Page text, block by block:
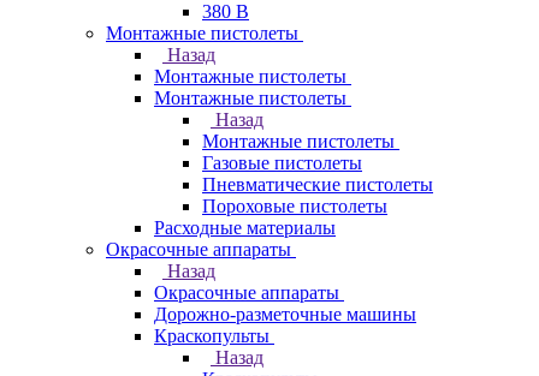
380 В
Монтажные пистолеты
Назад
Монтажные пистолеты
Монтажные пистолеты
Назад
Монтажные пистолеты
Газовые пистолеты
Пневматические пистолеты
Пороховые пистолеты
Расходные материалы
Окрасочные аппараты
Назад
Окрасочные аппараты
Дорожно-разметочные машины
Краскопульты
Назад